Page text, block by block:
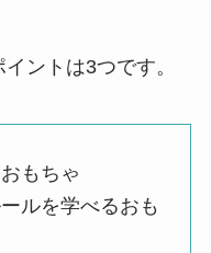
ントは3つです。
もちゃ
ルを学べるおも